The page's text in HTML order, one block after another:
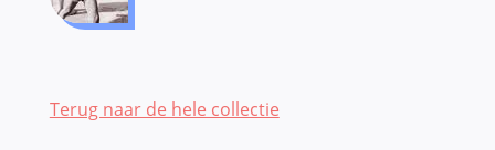
Terug naar de hele collectie